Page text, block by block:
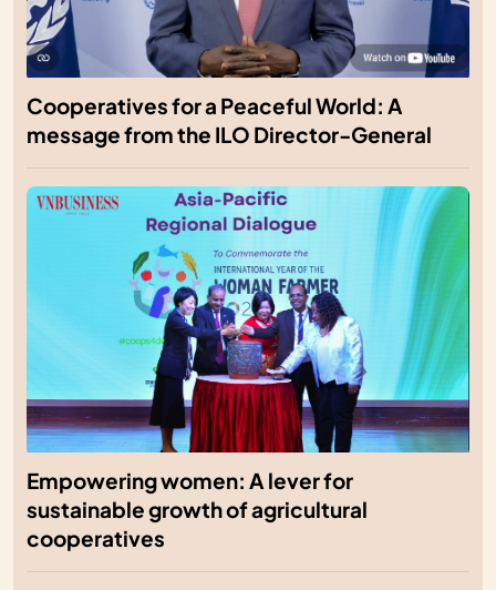
Cooperatives for a Peaceful World: A
message from the ILO Director-General
Empowering women: A lever for
sustainable growth of agricultural
cooperatives